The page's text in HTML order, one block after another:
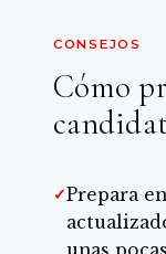
CONSEJOS
Cómo
✓Prepara